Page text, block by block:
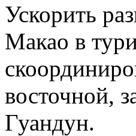
Ускорить
Макао в
восточной,
Гуандун.